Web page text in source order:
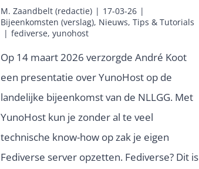
M. Zaandbelt (redactie) | 17-03-26 |
Bijeenkomsten (verslag), Nieuws, Tips & Tutorials
| fediverse, yunohost
Op 14 maart 2026 verzorgde André Koot
een presentatie over YunoHost op de
landelijke bijeenkomst van de NLLGG. Met
YunoHost kun je zonder al te veel
technische know-how op zak je eigen
Fediverse server opzetten. Fediverse? Dit is